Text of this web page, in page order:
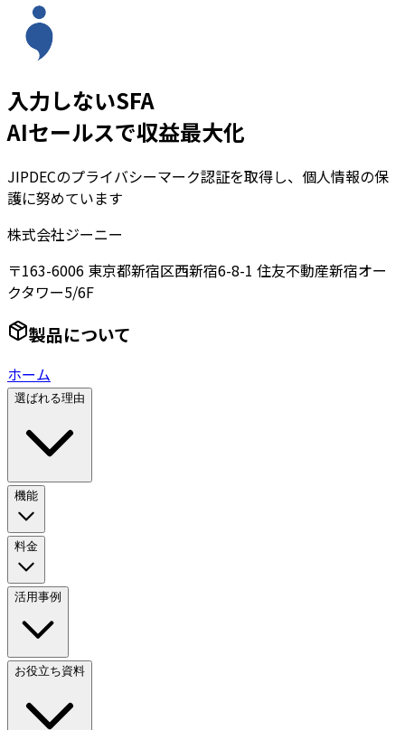
入力しないSFA
AIセールスで収益最大化
JIPDECのプライバシーマーク認証を取得し、個人情報の保
護に努めています
株式会社ジーニー
〒163-6006 東京都新宿区西新宿6-8-1 住友不動産新宿オー
クタワー5/6F
製品について
ホーム
選ばれる理由
機能
料金
活用事例
お役立ち資料